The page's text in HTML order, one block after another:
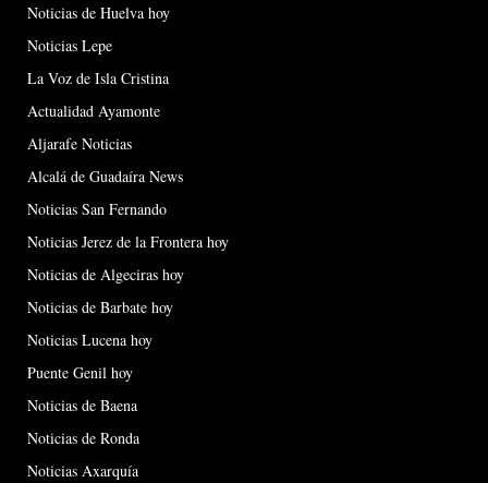
Noticias de Huelva hoy
Noticias Lepe
La Voz de Isla Cristina
Actualidad Ayamonte
Aljarafe Noticias
Alcalá de Guadaíra News
Noticias San Fernando
Noticias Jerez de la Frontera hoy
Noticias de Algeciras hoy
Noticias de Barbate hoy
Noticias Lucena hoy
Puente Genil hoy
Noticias de Baena
Noticias de Ronda
Noticias Axarquía